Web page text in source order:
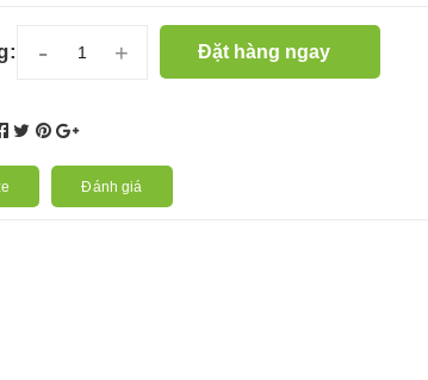
- + Đặt hàng ngay
Đánh giá